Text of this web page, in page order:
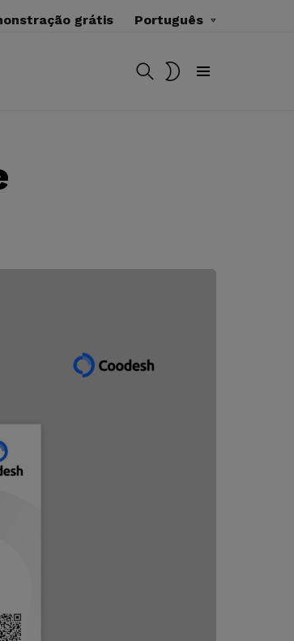
grátis Português
BUSCAR